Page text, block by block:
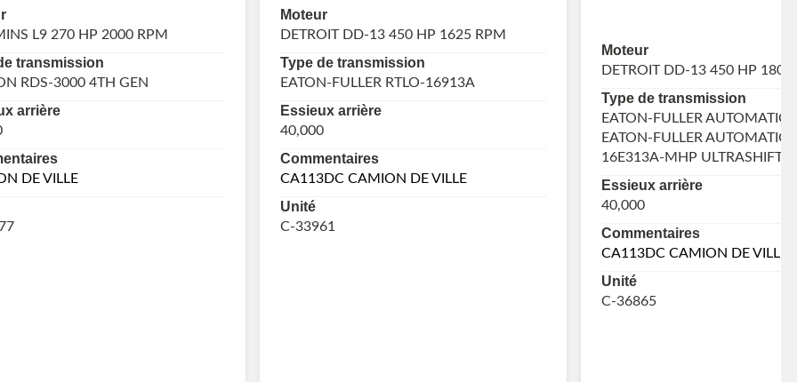
L9 270 HP 2000 RPM
transmission
RDS-3000 4TH GEN
arrière
DE VILLE
Moteur
DETROIT DD-13 450 HP 1625 RPM
Type de transmission
EATON-FULLER RTLO-16913A
Essieux arrière
40,000
Commentaires
CA113DC CAMION DE VILLE
Unité
C-33961
Moteur
DETROIT DD-13 450 HP 1800
Type de transmission
EATON-FULLER
EATON-FULLER AUTOMATIC
16E313A-MHP ULTRASHIFT
Essieux arrière
40,000
Commentaires
CA113DC CAMION DE VILLE
Unité
C-36865